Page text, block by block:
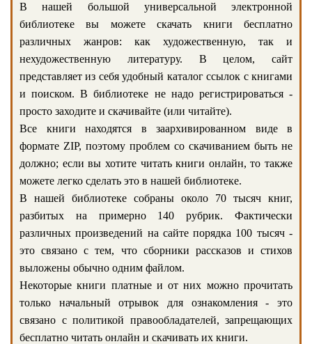
В нашей большой универсальной электронной
библиотеке вы можете скачать книги бесплатно
различных жанров: как художественную, так и
нехудожественную литературу. В целом, сайт
представляет из себя удобный каталог ссылок с книгами
и поиском. В библиотеке не надо регистрироваться -
просто заходите и скачивайте (или читайте).
Все книги находятся в заархивированном виде в
формате ZIP, поэтому проблем со скачиванием быть не
должно; если вы хотите читать книги онлайн, то также
можете легко сделать это в нашей библиотеке.
В нашей библиотеке собраны около 70 тысяч книг,
разбитых на примерно 140 рубрик. Фактически
различных произведений на сайте порядка 100 тысяч -
это связано с тем, что сборники рассказов и стихов
выложены обычно одним файлом.
Некоторые книги платные и от них можно прочитать
только начальный отрывок для ознакомления - это
связано с политикой правообладателей, запрещающих
бесплатно читать онлайн и скачивать их книги.